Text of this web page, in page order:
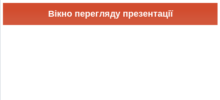
Вікно перегляду презентації